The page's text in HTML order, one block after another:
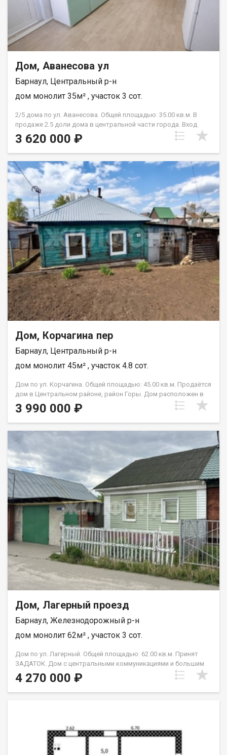
Дом, Аванесова ул
Барнаул, Центральный р-н
дом монолит 35м² , участок 3 сот.
2/5 дома по ул. Аванесова. Общей площадью: 35.00 кв.м. В
продаже 2.5 доли дома в центральной части города. Вход
отдельный. Есть возможность организовать заезд во двор
или простроить гараж. За домом компактный огород, на
котором, при желании, можно сделать зону отдыха. Дом
очень теплый и сухой, построен из шлакобетона. Отопление
печное, но по участку идет газ. Холодная вода центральная,
свой септик, есть погреб. В доме чисто, уютно, 2 комнаты и
кухня. Так же есть душевая и туалет. Мебель остается по
договоренности. Расположение дома очень удачное. Не
далеко до центра. Остановка через дорогу. В любую точку
можно уехать хоть на трамвае, хоть на автобусе. Школа и
садик в пешей доступности. Один взрослый собственник, без
долгов и обременений. Никто не прописан. Присутствует торг!
Звоните, отвечу на все интересующие вопросы. Просмотр в
удобное для вас время! Возможен обмен на вашу
недвижимость. Возможна продажа в рассрочку. При звонке,
пожалуйста, сообщите номер варианта - JV008022146211.
3 620 000 ₽
Дом, Корчагина пер
Барнаул, Центральный р-н
дом монолит 45м² , участок 4.8 сот.
Дом по ул. Корчагина. Общей площадью: 45.00 кв.м. Продаётся
дом в Центральном районе, район Горы. Дом расположен в
черте города — отличное место для жизни, дачи или
строительства нового дома. Участок просторный, с большим
потенциалом для благоустройства и расширения. Площадь
дома около 45 м. Дом из бруса, высокий фундамент, ровные
стены, высокие потолки. Установлены пластиковые окна,
новая крыша после ремонта. Подведены свет и центральная
вода, газ проходит по границе участка. Отопление печное.
Дом требует небольших вложений. На участке есть баня. Дом
подходит под прописку и ипотеку. Рядом остановки, магазины,
школы — всё необходимое для комфортной жизни. Хороший
вариант для тех, кто ищет недорогой дом в городе и хочет
сделать всё под себя. Дом и участок с большим потенциалом.
Приезжайте на просмотр. Возможен обмен на вашу
недвижимость. Возможна продажа в рассрочку. При звонке,
пожалуйста, сообщите номер варианта - JV008022133321.
3 990 000 ₽
Дом, Лагерный проезд
Барнаул, Железнодорожный р-н
дом монолит 62м² , участок 3 сот.
Дом по ул. Лагерный. Общей площадью: 62.00 кв.м. Принят
ЗАДАТОК. Дом с центральными коммуникациями и большим
гаражом на две машины в Барнауле! Продается уютный дом
площадью 62 кв.м на ровном участке 3 сотки по адресу- г.
Барнаул, Лагерный проезд Главное преимущество дома — все
подключение. - прекрасные соседи Дом построен из бруса,
теплый и ухоженный. Просторные комнаты позволяют
комфортно разместить всю семью. Установлены
4 270 000 ₽